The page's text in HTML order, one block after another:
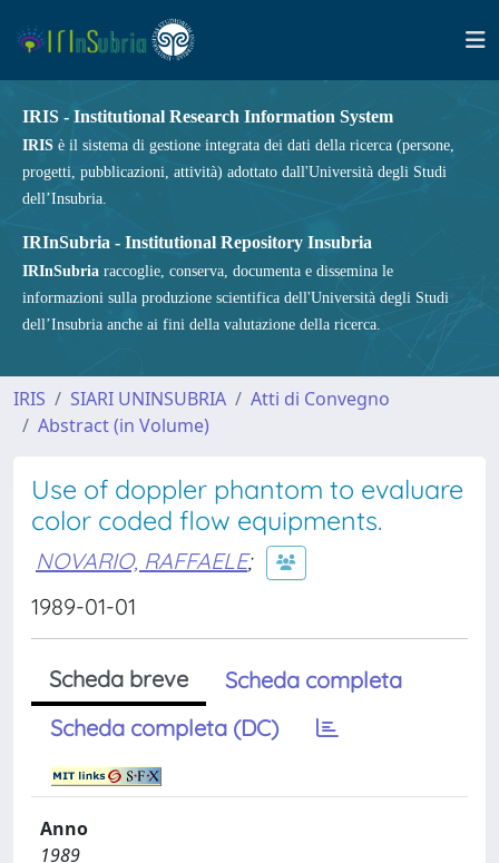
IRIS - Institutional Research Information System
IRIS è il sistema di gestione integrata dei dati della ricerca (persone,
progetti, pubblicazioni, attività) adottato dall'Università degli Studi
dell’Insubria.
IRInSubria - Institutional Repository Insubria
IRInSubria raccoglie, conserva, documenta e dissemina le
informazioni sulla produzione scientifica dell'Università degli Studi
dell’Insubria anche ai fini della valutazione della ricerca.
IRIS SIARI UNINSUBRIA
Atti di Convegno
Abstract (in Volume)
Use of doppler phantom to evaluare
color coded flow equipments.
NOVARIO, RAFFAELE;
1989-01-01
Scheda breve
Scheda completa
Scheda completa (DC)
Anno
1989